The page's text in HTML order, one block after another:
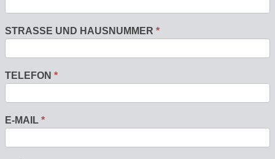
STRASSE UND HAUSNUMMER *
TELEFON *
E-MAIL *